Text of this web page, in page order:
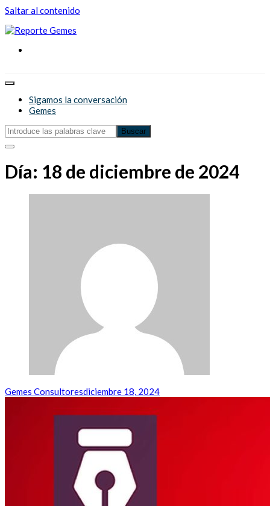
Saltar al contenido
Reporte Gemes
Sigamos la conversación
Gemes
Día: 18 de diciembre de 2024
Gemes Consultoresdiciembre 18, 2024